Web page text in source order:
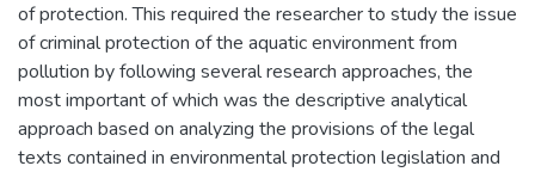
of protection. This required the researcher to study the issue
of criminal protection of the aquatic environment from
pollution by following several research approaches, the
most important of which was the descriptive analytical
approach based on analyzing the provisions of the legal
texts contained in environmental protection legislation and